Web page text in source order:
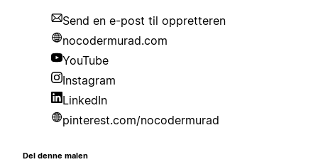
Send en e-post til oppretteren
nocodermurad.com
YouTube
Instagram
LinkedIn
pinterest.com/nocodermurad
Del denne malen